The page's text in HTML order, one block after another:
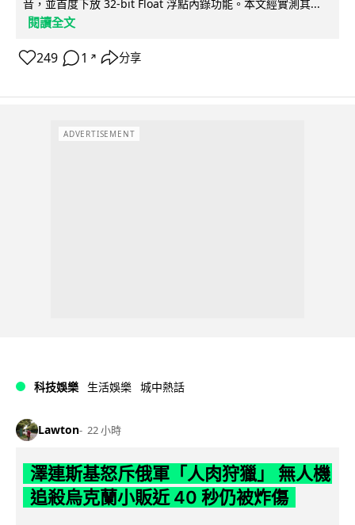
音，並首度下放 32-bit Float 浮點內錄功能。本文經實測其...
閱讀全文
249 1 ↗ 分享
ADVERTISEMENT
科技娛樂 生活娛樂 城中熱話
Lawton 22 小時
澤連斯基怒斥俄軍「人肉狩獵」 無人機
追殺烏克蘭小販近 40 秒仍被炸傷